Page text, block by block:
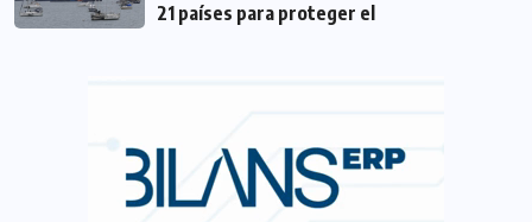
21 países para proteger el